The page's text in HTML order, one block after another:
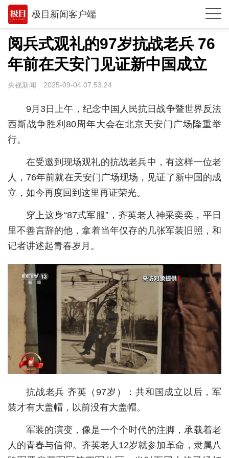
极目新闻客户端
推荐
观点
时政
武汉
世相
环球
专题
经济
城建
科教
健康
悠游
相亲
汽车
房产
消费
创意
文化
阅兵式观礼的97岁抗战老兵 76
年前在天安门见证新中国成立
央视新闻 2025-09-04 07:53:24
9月3日上午，纪念中国人民抗日战争暨世界反法
西斯战争胜利80周年大会在北京天安门广场隆重举
行。
在受邀到现场观礼的抗战老兵中，有这样一位老
人，76年前就在天安门广场现场，见证了新中国的成
立，如今再度回到这里再证荣光。
穿上这身“87式军服”，齐英老人神采奕奕，平日
里不善言辞的他，拿着当年仅存的几张军装旧照，和
记者讲述起青春岁月。
抗战老兵 齐英（97岁）：共和国成立以后，军
装才有大盖帽，以前没有大盖帽。
军装的演变，像是一个个时代的注脚，承载着老
人的青春与信仰。齐英老人12岁就参加革命，隶属八